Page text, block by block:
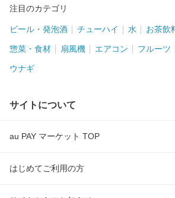
注目のカテゴリ
ビール・発泡酒 チューハイ 水 お茶飲
惣菜・食材 扇風機 エアコン フルーツ
ウナギ
サイトについて
au PAY マーケット TOP
はじめてご利用の方